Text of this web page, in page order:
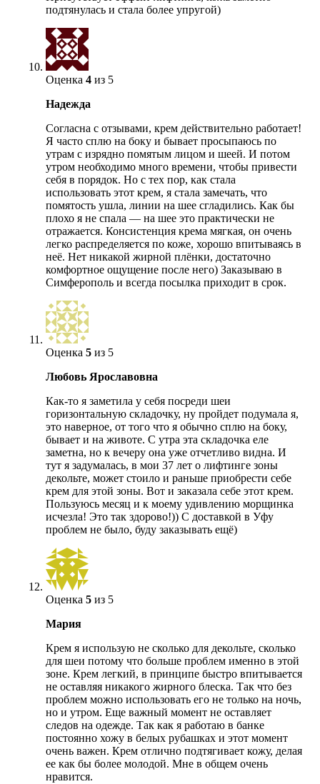
подтянулась и стала более упругой)
Оценка 4 из 5
Надежда
Согласна с отзывами, крем действительно работает!
Я часто сплю на боку и бывает просыпаюсь по
утрам с изрядно помятым лицом и шеей. И потом
утром необходимо много времени, чтобы привести
себя в порядок. Но с тех пор, как стала
использовать этот крем, я стала замечать, что
помятость ушла, линии на шее сгладились. Как бы
плохо я не спала — на шее это практически не
отражается. Консистенция крема мягкая, он очень
легко распределяется по коже, хорошо впитываясь в
неё. Нет никакой жирной плёнки, достаточно
комфортное ощущение после него) Заказываю в
Симферополь и всегда посылка приходит в срок.
Оценка 5 из 5
Любовь Ярославовна
Как-то я заметила у себя посреди шеи
горизонтальную складочку, ну пройдет подумала я,
это наверное, от того что я обычно сплю на боку,
бывает и на животе. С утра эта складочка еле
заметна, но к вечеру она уже отчетливо видна. И
тут я задумалась, в мои 37 лет о лифтинге зоны
декольте, может стоило и раньше приобрести себе
крем для этой зоны. Вот и заказала себе этот крем.
Пользуюсь месяц и к моему удивлению морщинка
исчезла! Это так здорово!)) С доставкой в Уфу
проблем не было, буду заказывать ещё)
Оценка 5 из 5
Мария
Крем я использую не сколько для декольте, сколько
для шеи потому что больше проблем именно в этой
зоне. Крем легкий, в принципе быстро впитывается
не оставляя никакого жирного блеска. Так что без
проблем можно использовать его не только на ночь,
но и утром. Еще важный момент не оставляет
следов на одежде. Так как я работаю в банке
постоянно хожу в белых рубашках и этот момент
очень важен. Крем отлично подтягивает кожу, делая
ее как бы более молодой. Мне в общем очень
нравится.